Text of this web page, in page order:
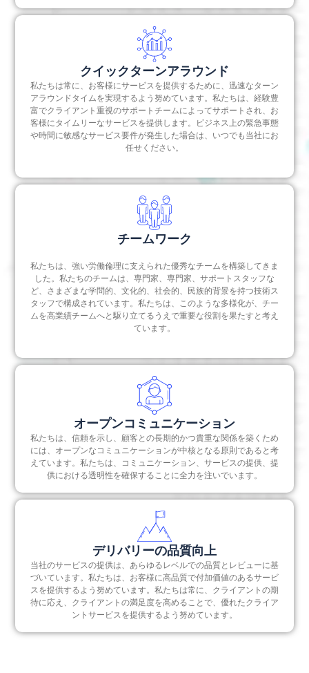
クイックターンアラウンド
私たちは常に、お客様にサービスを提供するために、迅速なターン
アラウンドタイムを実現するよう努めています。私たちは、経験豊
富でクライアント重視のサポートチームによってサポートされ、お
客様にタイムリーなサービスを提供します。ビジネス上の緊急事態
や時間に敏感なサービス要件が発生した場合は、いつでも当社にお
任せください。
チームワーク
私たちは、強い労働倫理に支えられた優秀なチームを構築してきま
した。私たちのチームは、専門家、専門家、サポートスタッフな
ど、さまざまな学問的、文化的、社会的、民族的背景を持つ技術ス
タッフで構成されています。私たちは、このような多様化が、チー
ムを高業績チームへと駆り立てるうえで重要な役割を果たすと考え
ています。
オープンコミュニケーション
私たちは、信頼を示し、顧客との長期的かつ貴重な関係を築くため
には、オープンなコミュニケーションが中核となる原則であると考
えています。私たちは、コミュニケーション、サービスの提供、提
供における透明性を確保することに全力を注いでいます。
デリバリーの品質向上
当社のサービスの提供は、あらゆるレベルでの品質とレビューに基
づいています。私たちは、お客様に高品質で付加価値のあるサービ
スを提供するよう努めています。私たちは常に、クライアントの期
待に応え、クライアントの満足度を高めることで、優れたクライア
ントサービスを提供するよう努めています。